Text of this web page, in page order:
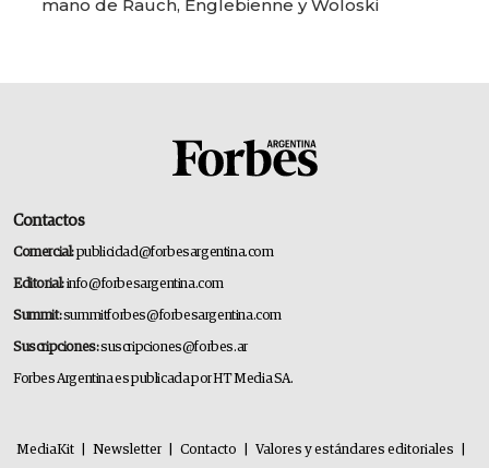
mano de Rauch, Englebienne y Woloski
Contactos
Comercial:publicidad@forbesargentina.com
Editorial:info@forbesargentina.com
Summit:summitforbes@forbesargentina.com
Suscripciones:suscripciones@forbes.ar
Forbes Argentina es publicada por HT Media SA.
MediaKit Newsletter Contacto Valores y estándares editoriales